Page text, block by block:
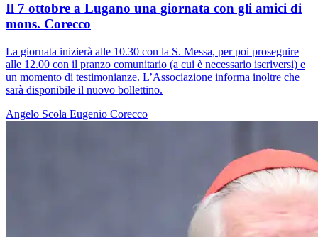
Il 7 ottobre a Lugano una giornata con gli amici di
mons. Corecco
La giornata inizierà alle 10.30 con la S. Messa, per poi proseguire
alle 12.00 con il pranzo comunitario (a cui è necessario iscriversi) e
un momento di testimonianze. L’Associazione informa inoltre che
sarà disponibile il nuovo bollettino.
Angelo Scola Eugenio Corecco